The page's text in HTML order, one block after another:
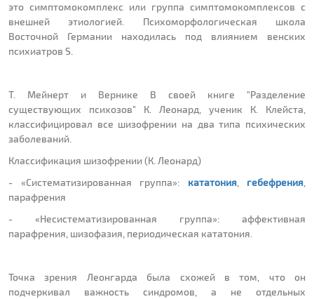
это симптомокомплекс или группа симптомокомплексов с
внешней этиологией. Психоморфологическая школа
Восточной Германии находилась под влиянием венских
психиатров S.
T. Мейнерт и Вернике В своей книге "Разделение
существующих психозов" К. Леонард, ученик К. Клейста,
классифицировал все шизофрении на два типа психических
заболеваний.
Классификация шизофрении (К. Леонард)
- «Систематизированная группа»: кататония, гебефрения
парафрения
- «Несистематизированная группа»: аффективная
парафрения, шизофазия, периодическая кататония.
Точка зрения Леонгарда была схожей в том, что он
подчеркивал важность синдромов, а не отдельных